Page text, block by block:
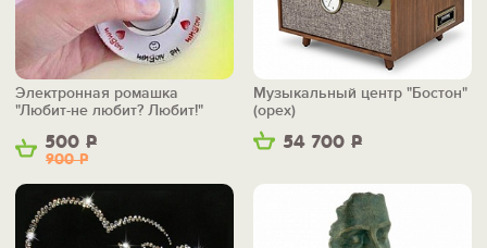
500 Р
900Р
Электронная ромашка
"Любит-не любит? Любит!"
54 700 Р
Музыкальный центр "Бостон"
(орех)